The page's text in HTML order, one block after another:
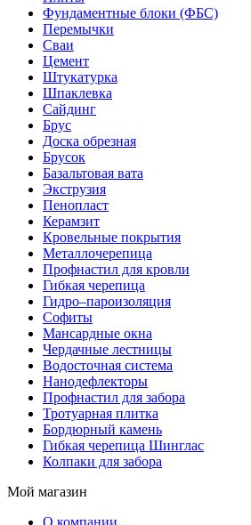
Фундаментные блоки (ФБС)
Перемычки
Сваи
Цемент
Штукатурка
Шпаклевка
Сайдинг
Брус
Доска обрезная
Брусок
Базальтовая вата
Экструзия
Пенопласт
Керамзит
Кровельные покрытия
Металлочерепица
Профнастил для кровли
Гибкая черепица
Гидро–пароизоляция
Софиты
Мансардные окна
Чердачные лестницы
Водосточная система
Нанодефлекторы
Профнастил для забора
Тротуарная плитка
Бордюрный камень
Гибкая черепица Шинглас
Колпаки для забора
Мой магазин
О компании